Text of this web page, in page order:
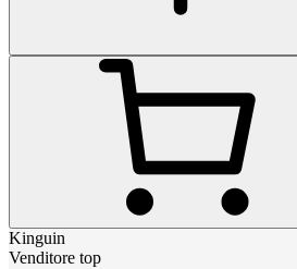
Kinguin
Venditore top